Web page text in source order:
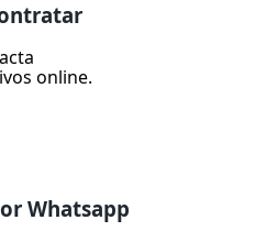
online.
Whatsapp